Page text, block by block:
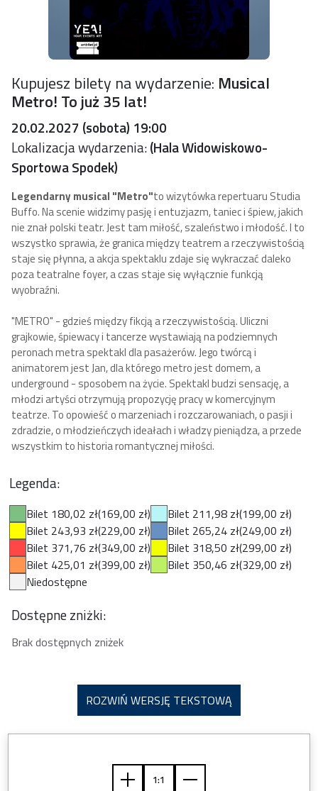
Kupujesz bilety na wydarzenie: Musical
Metro! To już 35 lat!
20.02.2027 (sobota) 19:00
Lokalizacja wydarzenia:(Hala Widowiskowo-
Sportowa Spodek)
Legendarny musical "Metro"to wizytówka repertuaru Studia
Buffo. Na scenie widzimy pasję i entuzjazm, taniec i śpiew, jakich
nie znał polski teatr. Jest tam miłość, szaleństwo i młodość. I to
wszystko sprawia, że granica między teatrem a rzeczywistością
staje się płynna, a akcja spektaklu zdaje się wykraczać daleko
poza teatralne foyer, a czas staje się wyłącznie funkcją
wyobraźni.
"METRO" - gdzieś między fikcją a rzeczywistością. Uliczni
grajkowie, śpiewacy i tancerze wystawiają na podziemnych
peronach metra spektakl dla pasażerów. Jego twórcą i
animatorem jest Jan, dla którego metro jest domem, a
underground - sposobem na życie. Spektakl budzi sensację, a
młodzi artyści otrzymują propozycję pracy w komercyjnym
teatrze. To opowieść o marzeniach i rozczarowaniach, o pasji i
zdradzie, o młodzieńczych ideałach i władzy pieniądza, a przede
wszystkim to historia romantycznej miłości.
Legenda:
Bilet 180,02 zł(169,00 zł) Bilet 211,98 zł(199,00 zł)
Bilet 243,93 zł(229,00 zł) Bilet 265,24 zł(249,00 zł)
Bilet 371,76 zł(349,00 zł) Bilet 318,50 zł(299,00 zł)
Bilet 425,01 zł(399,00 zł) Bilet 350,46 zł(329,00 zł)
Niedostępne
Dostępne zniżki:
Brak dostępnych zniżek
ROZWIŃ WERSJĘ TEKSTOWĄ